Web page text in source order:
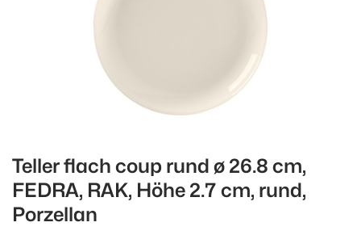
Teller flach coup rund ø 26.8 cm,
FEDRA, RAK, Höhe 2.7 cm, rund,
Porzellan